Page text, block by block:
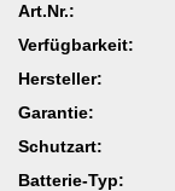
Art.Nr.:
Verfügbarkeit:
Hersteller:
Garantie:
Schutzart:
Batterie-Typ: